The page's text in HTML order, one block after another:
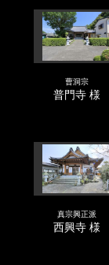
曹洞宗
普門寺 様
真宗興正派
西興寺 様